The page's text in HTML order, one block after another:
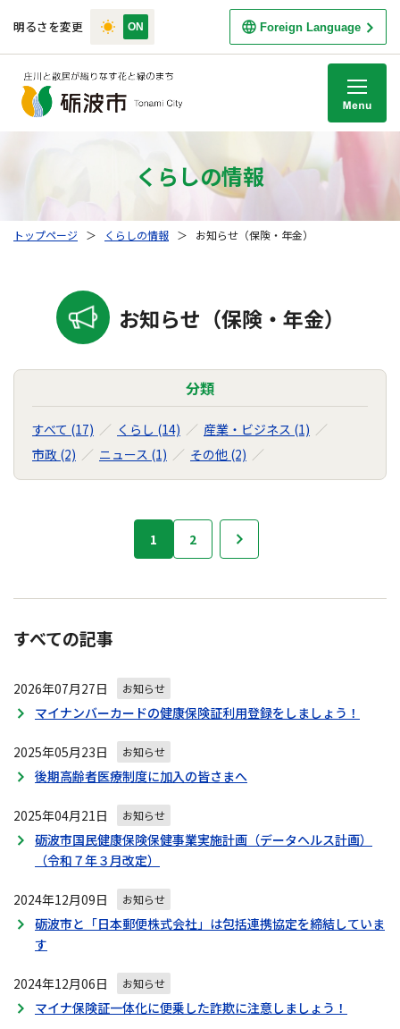
明るさを変更 Foreign Language
くらしの情報
トップページ ＞ くらしの情報 ＞ お知らせ（保険・年金）
お知らせ（保険・年金）
分類
すべて (17) くらし (14)
産業・ビジネス (1)
市政 (2)
ニュース (1) その他 (2)
ナ
ビ
ー
シ
ン
1 2
すべての記事
2026年07月27日 お知らせ
マイナンバーカードの健康保険証利用登録をしましょう！
2025年05月23日 お知らせ
後期高齢者医療制度に加入の皆さまへ
2025年04月21日 お知らせ
砺波市国民健康保険保健事業実施計画（データヘルス計画）
（令和７年３月改定）
2024年12月09日 お知らせ
砺波市と「日本郵便株式会社」は包括連携協定を締結していま
す
2024年12月06日 お知らせ
マイナ保険証一体化に便乗した詐欺に注意しましょう！